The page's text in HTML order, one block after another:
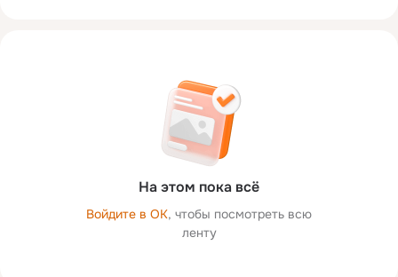
На этом пока всё
Войдите в ОК, чтобы посмотреть всю
ленту